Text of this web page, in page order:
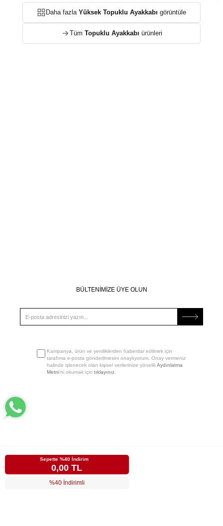
Daha fazla Yüksek Topuklu Ayakkabı görüntüle
Tüm Topuklu Ayakkabı ürünleri
Sepette %40 İndirim
0,00 TL
%40 İndirimli
BÜLTENİMİZE ÜYE OLUN
Kampanya, ürün ve yeniliklerden haberdar edilmek için
tarafıma e-posta gönderilmesini onaylıyorum. Onay vermeniz
halinde işlenecek olan kişisel verilerinize yönelikAydınlatma
Metni’ni okumak için tıklayınız.